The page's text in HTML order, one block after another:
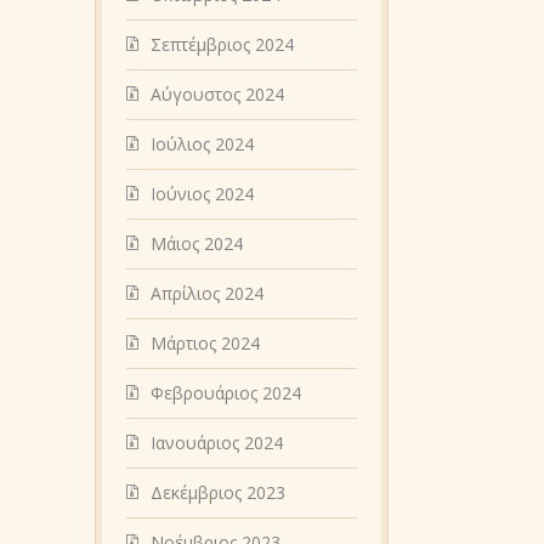
Σεπτέμβριος 2024
Αύγουστος 2024
Ιούλιος 2024
Ιούνιος 2024
Μάιος 2024
Απρίλιος 2024
Μάρτιος 2024
Φεβρουάριος 2024
Ιανουάριος 2024
Δεκέμβριος 2023